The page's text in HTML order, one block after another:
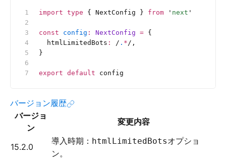
import type { NextConfig } from ' next '
const config : NextConfig = {
  htmlLimitedBots
: / . */ ,
}
export default config
バージョン履歴
バージョ
ン
変更内容
15.2.0
導入時期： htmlLimitedBotsオプショ
ン。